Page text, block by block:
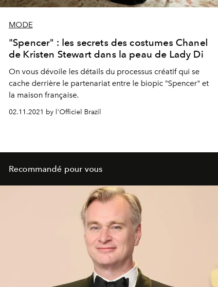
MODE
"Spencer" : les secrets des costumes Chanel
de Kristen Stewart dans la peau de Lady Di
On vous dévoile les détails du processus créatif qui se
cache derrière le partenariat entre le biopic "Spencer" et
la maison française.
02.11.2021 by l'Officiel Brazil
Recommandé pour vous